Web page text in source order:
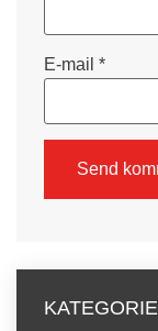
E-mail *